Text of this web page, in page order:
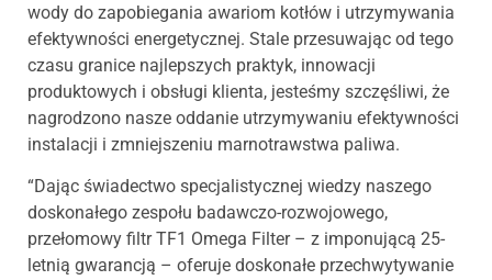
wody do zapobiegania awariom kotłów i utrzymywania
efektywności energetycznej. Stale przesuwając od tego
czasu granice najlepszych praktyk, innowacji
produktowych i obsługi klienta, jesteśmy szczęśliwi, że
nagrodzono nasze oddanie utrzymywaniu efektywności
instalacji i zmniejszeniu marnotrawstwa paliwa.
“Dając świadectwo specjalistycznej wiedzy naszego
doskonałego zespołu badawczo-rozwojowego,
przełomowy filtr TF1 Omega Filter – z imponującą 25-
letnią gwarancją – oferuje doskonałe przechwytywanie